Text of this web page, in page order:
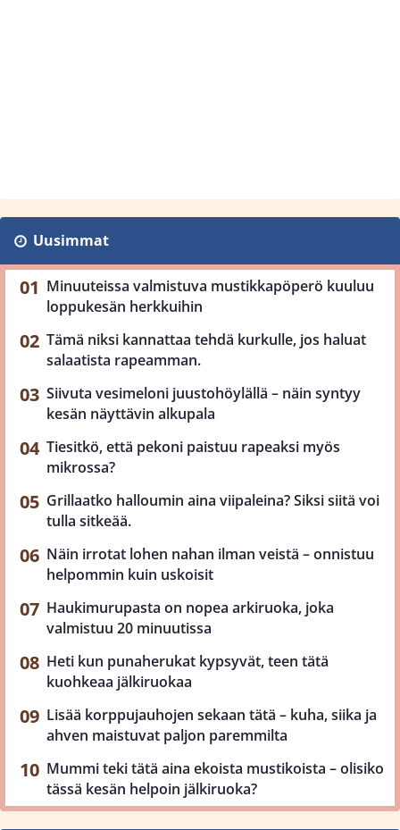
Uusimmat
Minuuteissa valmistuva mustikkapöperö kuuluu
loppukesän herkkuihin
Tämä niksi kannattaa tehdä kurkulle, jos haluat
salaatista rapeamman.
Siivuta vesimeloni juustohöylällä – näin syntyy
kesän näyttävin alkupala
Tiesitkö, että pekoni paistuu rapeaksi myös
mikrossa?
Grillaatko halloumin aina viipaleina? Siksi siitä voi
tulla sitkeää.
Näin irrotat lohen nahan ilman veistä – onnistuu
helpommin kuin uskoisit
Haukimurupasta on nopea arkiruoka, joka
valmistuu 20 minuutissa
Heti kun punaherukat kypsyvät, teen tätä
kuohkeaa jälkiruokaa
Lisää korppujauhojen sekaan tätä – kuha, siika ja
ahven maistuvat paljon paremmilta
Mummi teki tätä aina ekoista mustikoista – olisiko
tässä kesän helpoin jälkiruoka?